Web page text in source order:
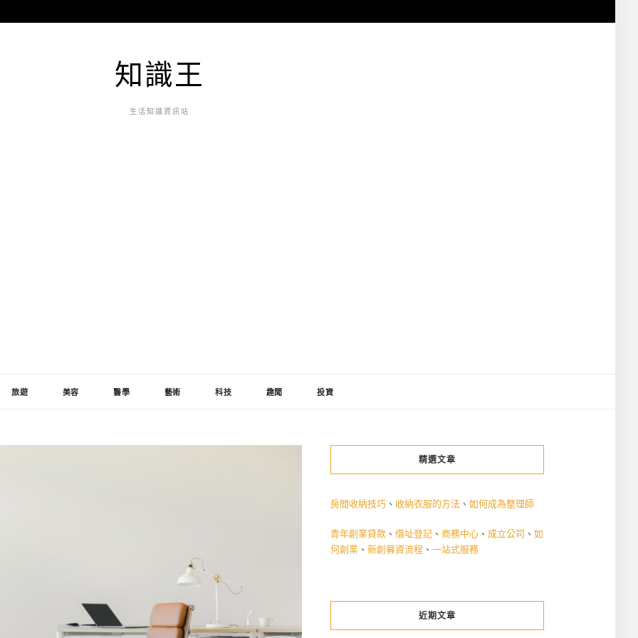
知識王
生活知識資訊站
旅遊 美容 醫學 藝術 科技 趣聞 投資
精選文章
房間收納技巧 、 收納衣服的方法 、 如何成為整理師
青年創業貸款 、 借址登記 、 商務中心 、 成立公司 、 如
何創業 、 新創募資流程 、 一站式服務
近期文章